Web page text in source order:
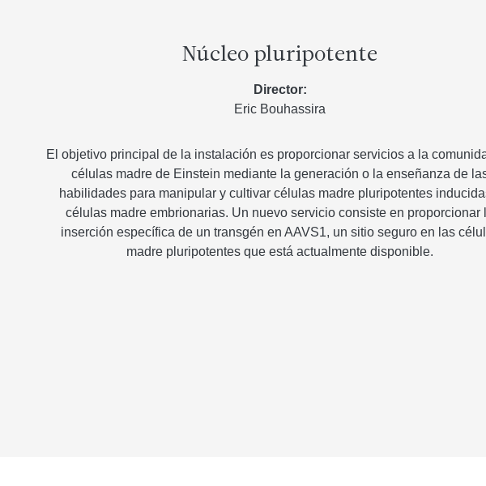
Núcleo pluripotente
Director:
Eric Bouhassira
El objetivo principal de la instalación es proporcionar servicios a la
células madre de Einstein mediante la generación o la enseñanza de
habilidades para manipular y cultivar células madre pluripotentes
células madre embrionarias. Un nuevo servicio consiste en proporcionar
inserción específica de un transgén en AAVS1, un sitio seguro en las
madre pluripotentes que está actualmente disponible.